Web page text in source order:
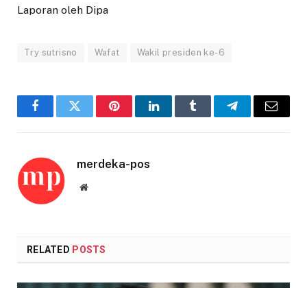
Laporan oleh Dipa
Try sutrisno Wafat Wakil presiden ke-6
FacebookTwitter PinterestLinkedInTumblr TelegramEmail
merdeka-pos
Website
RELATED POSTS